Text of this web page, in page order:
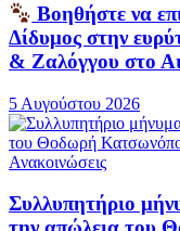
Βοηθήστε να
Δίδυμος στην
& Ζαλόγγου στο
5 Αυγούστου 2026
Ανακοινώσεις
Συλλυπητήριο